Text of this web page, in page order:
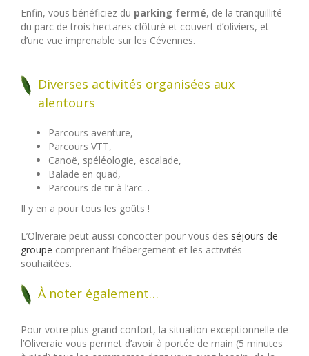
Enfin, vous bénéficiez du parking fermé, de la tranquillité
du parc de trois hectares clôturé et couvert d’oliviers, et
d’une vue imprenable sur les Cévennes.
Diverses activités organisées aux
alentours
Parcours aventure,
Parcours VTT,
Canoë, spéléologie, escalade,
Balade en quad,
Parcours de tir à l’arc…
Il y en a pour tous les goûts !
L’Oliveraie peut aussi concocter pour vous des séjours de
groupe comprenant l’hébergement et les activités
souhaitées.
À noter également…
Pour votre plus grand confort, la situation exceptionnelle de
l’Oliveraie vous permet d’avoir à portée de main (5 minutes